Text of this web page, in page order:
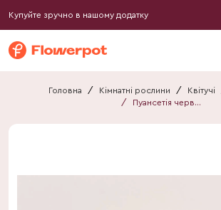
Купуйте зручно в нашому додатку
Головна / Кімнатні рослини / Квітучі
/
Пуансетія червона